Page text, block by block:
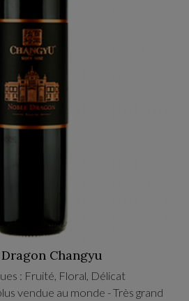
Changyu
: Fruité, Floral, Délicat
vendue au monde - Très grand